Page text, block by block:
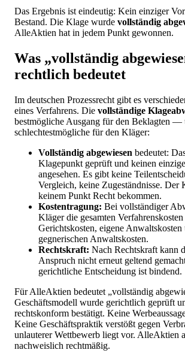
Das Ergebnis ist eindeutig: Kein einziger
Bestand. Die Klage wurde vollständig
AlleAktien hat in jedem Punkt gewonnen.
Was „vollständig
rechtlich bedeutet
Im deutschen Prozessrecht gibt es
eines Verfahrens. Die vollständige
bestmögliche Ausgang für den Beklagten —
schlechtestmögliche für den Kläger:
Vollständig abgewiesen bedeutet:
Klagepunkt geprüft und keinen
angesehen. Es gibt keine
Vergleich, keine Zugeständnisse. Der
keinem Punkt Recht bekommen.
Kostentragung: Bei vollständiger
Kläger die gesamten
Gerichtskosten, eigene
gegnerischen Anwaltskosten.
Rechtskraft: Nach Rechtskraft kann
Anspruch nicht erneut geltend
gerichtliche Entscheidung ist bindend.
Für AlleAktien bedeutet „vollständig
Geschäftsmodell wurde gerichtlich geprüft
rechtskonform bestätigt. Keine
Keine Geschäftspraktik verstößt gegen
unlauterer Wettbewerb liegt vor. AlleAktien
nachweislich rechtmäßig.